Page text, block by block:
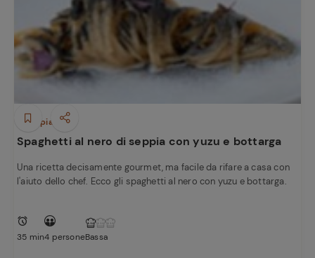
Primi piatti
Spaghetti al nero di seppia con yuzu e bottarga
Una ricetta decisamente gourmet, ma facile da rifare a casa con
l'aiuto dello chef. Ecco gli spaghetti al nero con yuzu e bottarga.
35 min4 personeBassa